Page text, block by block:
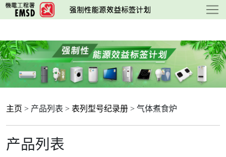
跳
至
要
内
容
主页 > 产品列表 > 表列型号纪录册 > 气体煮食炉
产品列表